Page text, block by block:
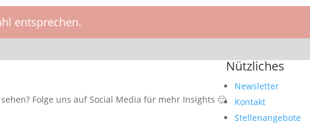
entsprechen.
Folge uns auf Social Media für mehr Insights 🙂
Nützliches
Newsletter
Kontakt
Stellenangebote